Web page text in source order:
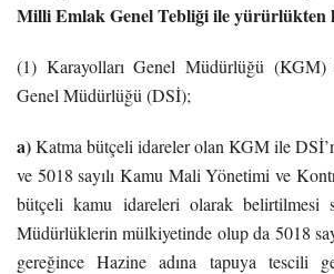
Milli Emlak Genel Tebliği ile yürürlükten
(1) Karayolları Genel Müdürlüğü
Genel Müdürlüğü (DSİ);
a)Katma bütçeli idareler olan KGM ile
ve 5018 sayılı Kamu Mali Yönetimi ve
bütçeli kamu idareleri olarak belirtilmesi
Müdürlüklerin mülkiyetinde olup da 5018
gereğince Hazine adına tapuya tescili